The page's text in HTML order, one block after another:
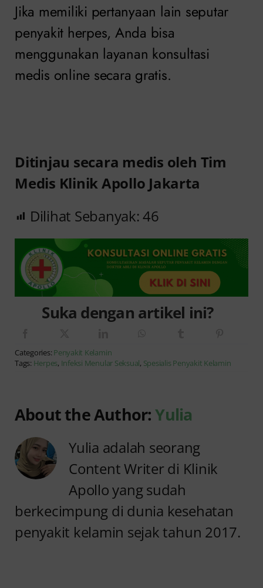
Jika memiliki pertanyaan lain seputar
penyakit herpes, Anda bisa
menggunakan layanan konsultasi
medis online secara gratis.
Ditinjau secara medis oleh Tim
Medis Klinik Apollo Jakarta
Dilihat Sebanyak:46
Suka dengan artikel ini?
Categories: Penyakit Kelamin
Tags: Herpes, Infeksi Menular Seksual, Spesialis Penyakit Kelamin
About the Author:Yulia
Yulia adalah seorang
Content Writer di Klinik
Apollo yang sudah
berkecimpung di dunia kesehatan
penyakit kelamin sejak tahun 2017.